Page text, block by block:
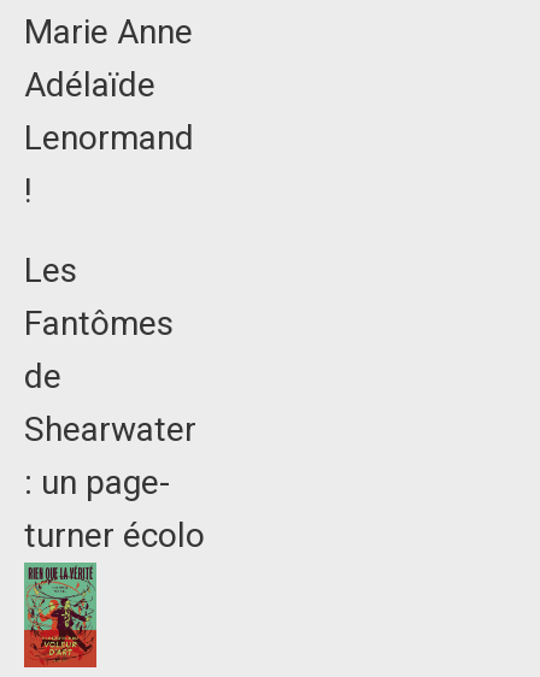
Marie Anne
Adélaïde
Lenormand
!
Les
Fantômes
de
Shearwater
: un page-
turner écolo